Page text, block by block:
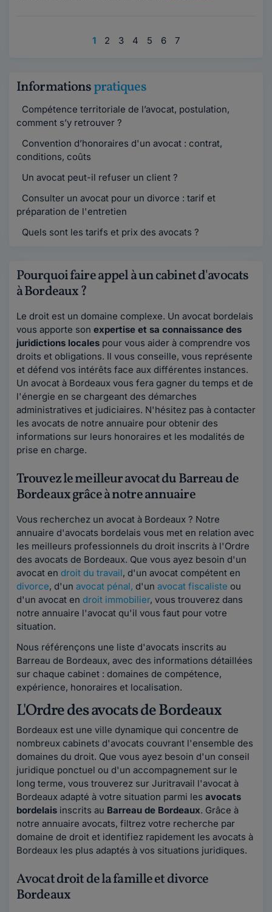
1 2 3 4 5 6 7
Informationspratiques
Compétence territoriale de l’avocat, postulation,
comment s’y retrouver ?
Convention d’honoraires d'un avocat : contrat,
conditions, coûts
Un avocat peut-il refuser un client ?
Consulter un avocat pour un divorce : tarif et
préparation de l'entretien
Quels sont les tarifs et prix des avocats ?
Pourquoi faire appel à un cabinet d'avocats
à Bordeaux ?
Le droit est un domaine complexe. Un avocat bordelais
vous apporte son expertise et sa connaissance des
juridictions locales pour vous aider à comprendre vos
droits et obligations. Il vous conseille, vous représente
et défend vos intérêts face aux différentes instances.
Un avocat à Bordeaux vous fera gagner du temps et de
l'énergie en se chargeant des démarches
administratives et judiciaires. N'hésitez pas à contacter
les avocats de notre annuaire pour obtenir des
informations sur leurs honoraires et les modalités de
prise en charge.
Trouvez le meilleur avocat du Barreau de
Bordeaux grâce à notre annuaire
Vous recherchez un avocat à Bordeaux ? Notre
annuaire d'avocats bordelais vous met en relation avec
les meilleurs professionnels du droit inscrits à l'Ordre
des avocats de Bordeaux. Que vous ayez besoin d'un
avocat en droit du travail, d'un avocat compétent en
divorce, d'un avocat pénal, d'un avocat fiscaliste ou
d'un avocat en droit immobilier, vous trouverez dans
notre annuaire l'avocat qu'il vous faut pour votre
situation.
Nous référençons une liste d'avocats inscrits au
Barreau de Bordeaux, avec des informations détaillées
sur chaque cabinet : domaines de compétence,
expérience, honoraires et localisation.
L'Ordre des avocats de Bordeaux
Bordeaux est une ville dynamique qui concentre de
nombreux cabinets d'avocats couvrant l'ensemble des
domaines du droit. Que vous ayez besoin d'un conseil
juridique ponctuel ou d'un accompagnement sur le
long terme, vous trouverez sur Juritravail l'avocat à
Bordeaux adapté à votre situation parmi les avocats
bordelais inscrits au Barreau de Bordeaux. Grâce à
notre annuaire avocats, filtrez votre recherche par
domaine de droit et identifiez rapidement les avocats à
Bordeaux les plus adaptés à vos situations juridiques.
Avocat droit de la famille et divorce
Bordeaux